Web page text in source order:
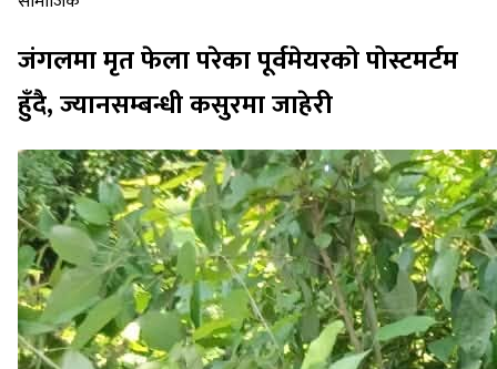
जंगलमा मृत फेला परेका पूर्वमेयरको पोस्टमर्टम
हुँदै, ज्यानसम्बन्धी कसुरमा जाहेरी